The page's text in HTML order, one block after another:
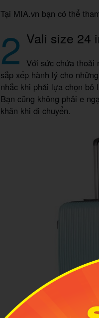
Tại MIA.vn bạn có thể
2 Vali size 24
Với sức chứa thoải
sắp xếp hành lý cho
nhắc khi phải lựa chọn bỏ
Bạn cũng không phải e
khăn khi di chuyển.